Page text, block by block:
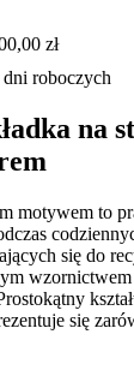
zł
roboczych
na
motywem to
się do
się